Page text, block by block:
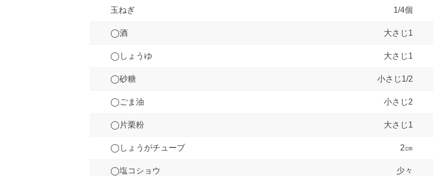
玉ねぎ 1/4個
◯酒 大さじ1
◯しょうゆ 大さじ1
◯砂糖 小さじ1/2
◯ごま油 小さじ2
◯片栗粉 大さじ1
◯しょうがチューブ 2㎝
◯塩コショウ 少々